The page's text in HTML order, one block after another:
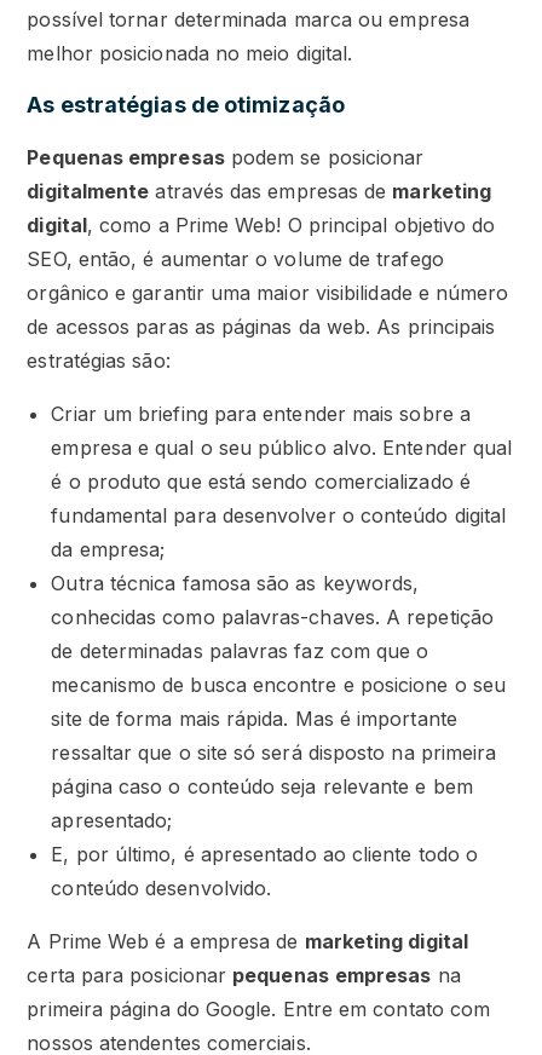
possível tornar determinada marca ou empresa
melhor posicionada no meio digital.
As estratégias de otimização
Pequenas empresaspodem se posicionar
digitalmente através das empresas de marketing
digital, como a Prime Web! O principal objetivo do
SEO, então, é aumentar o volume de trafego
orgânico e garantir uma maior visibilidade e número
de acessos paras as páginas da web. As principais
estratégias são:
Criar um briefing para entender mais sobre a
empresa e qual o seu público alvo. Entender qual
é o produto que está sendo comercializado é
fundamental para desenvolver o conteúdo digital
da empresa;
Outra técnica famosa são as keywords,
conhecidas como palavras-chaves. A repetição
de determinadas palavras faz com que o
mecanismo de busca encontre e posicione o seu
site de forma mais rápida. Mas é importante
ressaltar que o site só será disposto na primeira
página caso o conteúdo seja relevante e bem
apresentado;
E, por último, é apresentado ao cliente todo o
conteúdo desenvolvido.
A Prime Web é a empresa de marketing digital
certa para posicionar pequenas empresas na
primeira página do Google. Entre em contato com
nossos atendentes comerciais.